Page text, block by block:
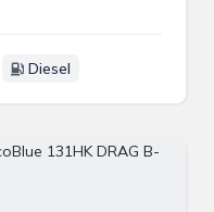
Diesel